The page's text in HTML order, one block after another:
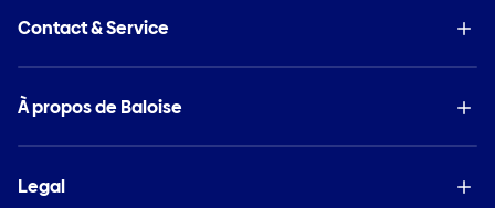
Contact & Service
À propos de Baloise
Legal